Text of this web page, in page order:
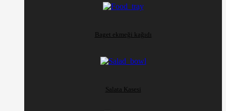
Baget ekmeği kağıdı
Salata Kasesi